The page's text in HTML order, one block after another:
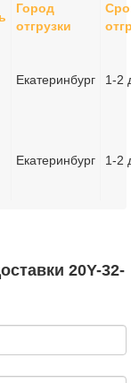
Город
отгрузки
Екатеринбург 1-2
Екатеринбург 1-2
20Y-32-